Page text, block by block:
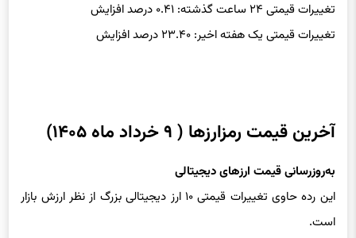
تغییرات قیمتی ۲۴ ساعت گذشته: ۰.۴۱ درصد افزایش
تغییرات قیمتی یک هفته اخیر: ۲۳.۴۰ درصد افزایش
آخرین قیمت رمزارزها ( ۹ خرداد ماه ۱۴۰۵)
به‌روزرسانی قیمت ارزهای دیجیتالی
این رده حاوی تغییرات قیمتی ۱۰ ارز دیجیتالی بزرگ از نظر ارزش بازار
است.